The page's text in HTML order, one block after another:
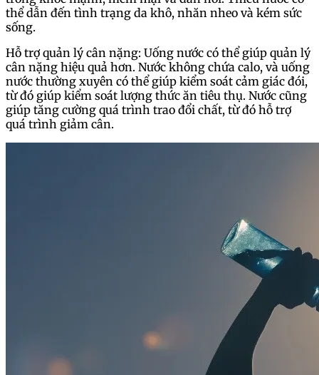
thể dẫn đến tình trạng da khô, nhăn nheo và kém sức
sống.
Hỗ trợ quản lý cân nặng: Uống nước có thể giúp quản lý
cân nặng hiệu quả hơn. Nước không chứa calo, và uống
nước thường xuyên có thể giúp kiểm soát cảm giác đói,
từ đó giúp kiểm soát lượng thức ăn tiêu thụ. Nước cũng
giúp tăng cường quá trình trao đổi chất, từ đó hỗ trợ
quá trình giảm cân.